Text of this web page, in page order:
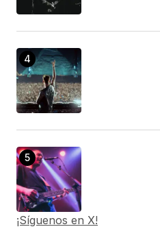
¡Síguenos en X!